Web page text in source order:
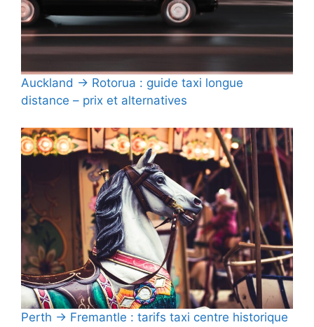
Auckland → Rotorua : guide taxi longue
distance – prix et alternatives
Perth → Fremantle : tarifs taxi centre historique